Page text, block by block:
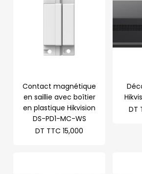
Contact magnétique
en saillie avec boîtier
en plastique Hikvision
DS-PD1-MC-WS
DT TTC 15,000
DT